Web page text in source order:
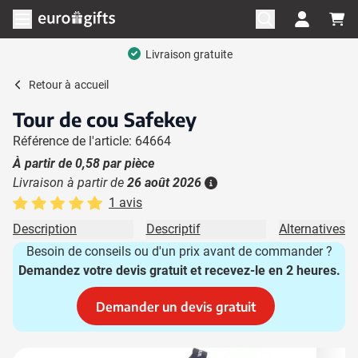
Aller au contenu
Ouvrir le menu
Livraison gratuite
Retour à accueil
Tour de cou Safekey
Référence de l'article: 64664
À partir de 0,58 par pièce
Livraison à partir de 26 août 2026
1 avis
Description
Descriptif
Alternatives
Besoin de conseils ou d'un prix avant de commander ?
Demandez votre devis gratuit et recevez-le en 2 heures.
Demander un devis gratuit